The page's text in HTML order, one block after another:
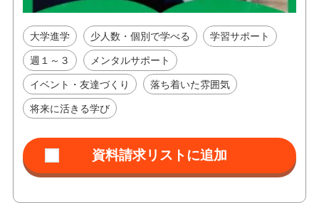
大学進学 少人数・個別で学べる 学習サポート
週１～３ メンタルサポート
イベント・友達づくり 落ち着いた雰囲気
将来に活きる学び